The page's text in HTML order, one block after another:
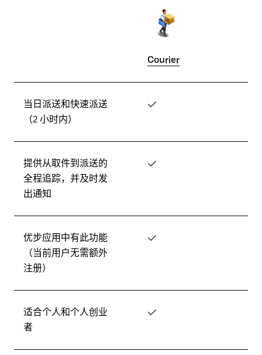
Courier
当日派送和快速派送
（2 小时内）
✓
提供从取件到派送的
全程追踪，并及时发
出通知
✓
优步应用中有此功能
（当前用户无需额外
注册）
✓
适合个人和个人创业
者
✓